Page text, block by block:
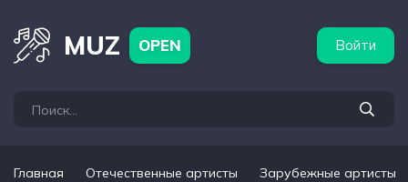
MUZ OPEN Войти
Главная Отечественные артисты Зарубежные артисты
артисты Популярные подборки